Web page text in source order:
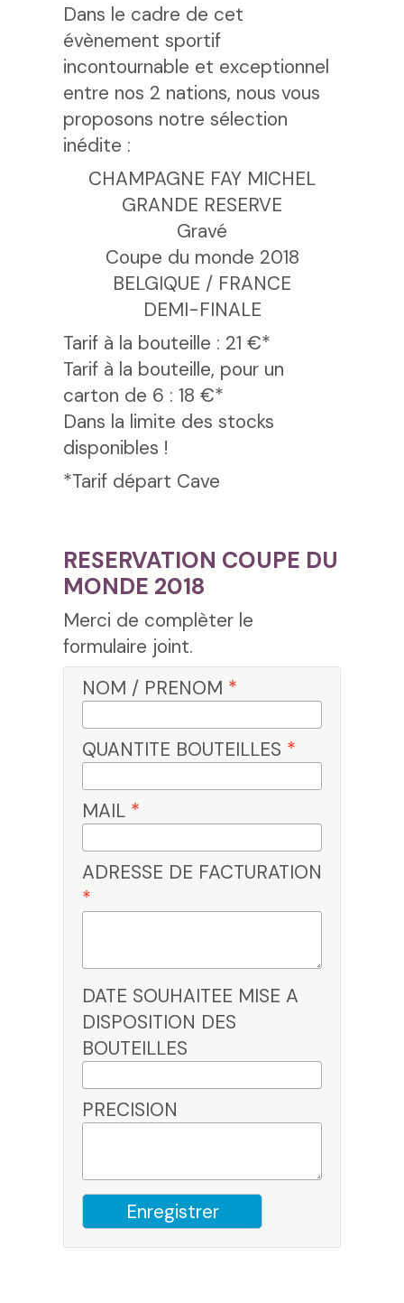
Dans le cadre de cet
évènement sportif
incontournable et exceptionnel
entre nos 2 nations, nous vous
proposons notre sélection
inédite :
CHAMPAGNE FAY MICHEL
GRANDE RESERVE
Gravé
Coupe du monde 2018
BELGIQUE / FRANCE
DEMI-FINALE
Tarif à la bouteille : 21 €*
Tarif à la bouteille, pour un
carton de 6 : 18 €*
Dans la limite des stocks
disponibles !
*Tarif départ Cave
RESERVATION COUPE DU
MONDE 2018
Merci de complèter le
formulaire joint.
NOM / PRENOM *
QUANTITE BOUTEILLES *
MAIL *
ADRESSE DE FACTURATION
*
DATE SOUHAITEE MISE A
DISPOSITION DES
BOUTEILLES
PRECISION